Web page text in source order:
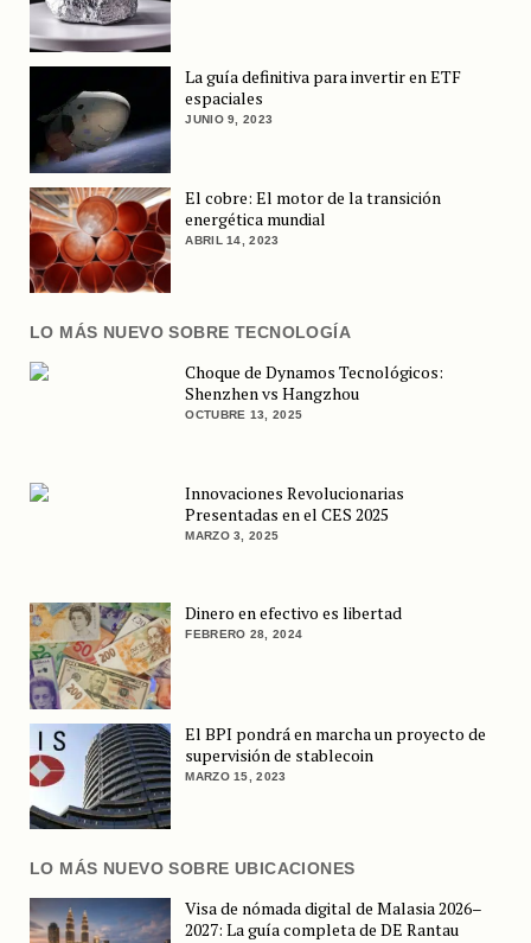
La guía definitiva para invertir en ETF
espaciales
JUNIO 9, 2023
El cobre: El motor de la transición
energética mundial
ABRIL 14, 2023
LO MÁS NUEVO SOBRE TECNOLOGÍA
Choque de Dynamos Tecnológicos:
Shenzhen vs Hangzhou
OCTUBRE 13, 2025
Innovaciones Revolucionarias
Presentadas en el CES 2025
MARZO 3, 2025
Dinero en efectivo es libertad
FEBRERO 28, 2024
El BPI pondrá en marcha un proyecto de
supervisión de stablecoin
MARZO 15, 2023
LO MÁS NUEVO SOBRE UBICACIONES
Visa de nómada digital de Malasia 2026–
2027: La guía completa de DE Rantau